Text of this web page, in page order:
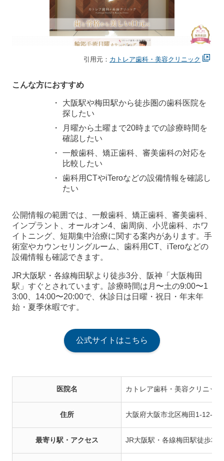
引用元： カトレア歯科・美容クリニック
こんな方におすすめ
大阪駅や梅田駅から徒歩圏の歯科医院を
探したい
月曜から土曜まで20時までの診療時間を
確認したい
一般歯科、矯正歯科、審美歯科の対応を
比較したい
歯科用CTやiTeroなどの設備情報を確認し
たい
公開情報の範囲では、一般歯科、矯正歯科、審美歯科、
インプラント、オールオン4、歯周病、小児歯科、ホワ
イトニング、短期集中治療に関する案内があります。手
術室やカウンセリングルーム、歯科用CT、iTeroなどの
設備情報も確認できます。
JR大阪駅・各線梅田駅より徒歩3分、阪神「大阪梅田
駅」すぐとされています。診療時間は月〜土の9:00〜1
3:00、14:00〜20:00で、休診日は日曜・祝日・年末年
始・夏季休暇です。
公式サイトはこちら
医院名 カトレア歯科・美容クリニック
住所 大阪府大阪市北区梅田1-12-6
最寄り駅・アクセス JR大阪駅・各線梅田駅徒歩3